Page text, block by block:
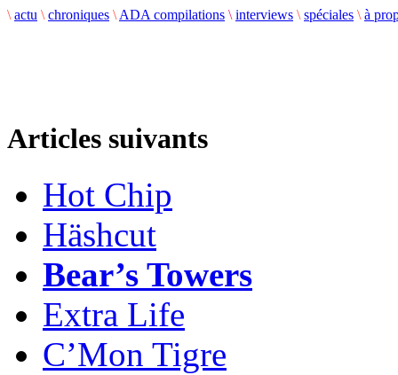
\ actu \ chroniques \ ADA compilations \ interviews \ spéciales \ à
Articles suivants
Hot Chip
Häshcut
Bear’s Towers
Extra Life
C’Mon Tigre